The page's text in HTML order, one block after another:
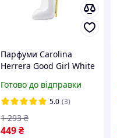
Парфуми Carolina
Herrera Good Girl White
ml (Кароліна Еррера
Жіночі Парфуми)
Готово до відправки
5.0 (3)
449₴
1 293 ₴